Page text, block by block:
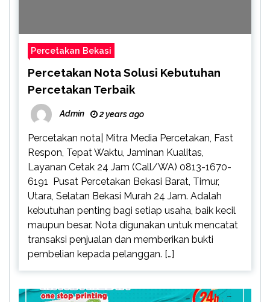
Percetakan Bekasi
Percetakan Nota Solusi Kebutuhan
Percetakan Terbaik
Admin 2 years ago
Percetakan nota| Mitra Media Percetakan, Fast
Respon, Tepat Waktu, Jaminan Kualitas,
Layanan Cetak 24 Jam (Call/WA) 0813-1670-
6191 Pusat Percetakan Bekasi Barat, Timur,
Utara, Selatan Bekasi Murah 24 Jam. Adalah
kebutuhan penting bagi setiap usaha, baik kecil
maupun besar. Nota digunakan untuk mencatat
transaksi penjualan dan memberikan bukti
pembelian kepada pelanggan. […]